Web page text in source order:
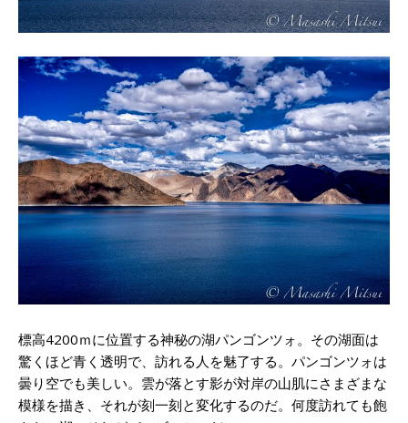
標高4200ｍに位置する神秘の湖パンゴンツォ。その湖面は
驚くほど青く透明で、訪れる人を魅了する。パンゴンツォは
曇り空でも美しい。雲が落とす影が対岸の山肌にさまざまな
模様を描き、それが刻一刻と変化するのだ。何度訪れても飽